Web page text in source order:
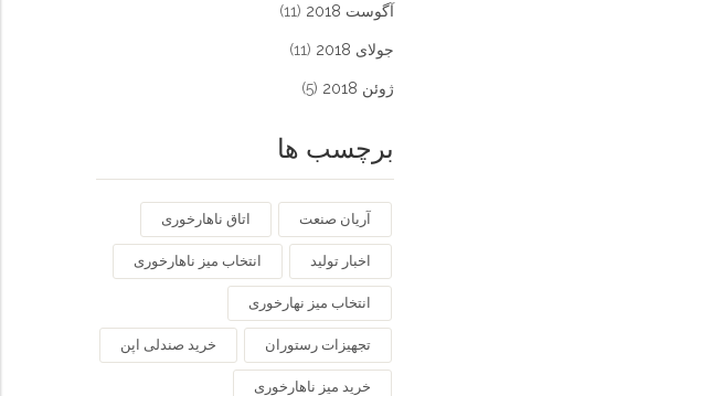
آگوست 2018 (11)
جولای 2018 (11)
ژوئن 2018 (5)
برچسب ها
آریان صنعت اتاق ناهارخوری
اخبار تولید انتخاب میز ناهارخوری
انتخاب میز نهارخوری
تجهیزات رستوران خرید صندلی اپن
خرید میز ناهارخوری